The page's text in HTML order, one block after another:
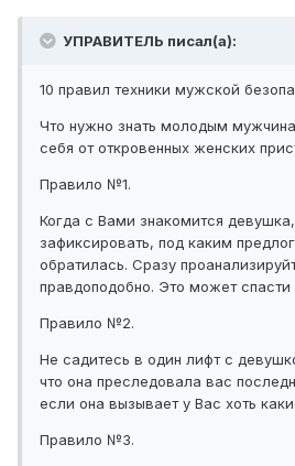
УПРАВИТЕЛЬ писал(а):
10 правил техники мужской
Что нужно знать молодым
себя от откровенных женских
Правило №1.
Когда с Вами знакомится
зафиксировать, под каким
обратилась. Сразу
правдоподобно. Это может спасти
Правило №2.
Не садитесь в один лифт с
что она преследовала вас
если она вызывает у Вас хоть
Правило №3.